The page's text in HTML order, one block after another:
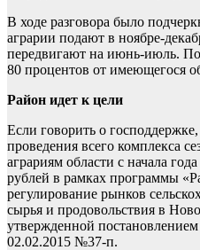
В ходе разговора было
аграрии подают в ноябре-
передвигают на июнь-июль.
80 процентов от имеющегося
Район идет к цели
Если говорить о
проведения всего комплекса
аграриям области с начала
рублей в рамках программы
регулирование рынков
сырья и продовольствия в
утвержденной
02.02.2015 №37-п.